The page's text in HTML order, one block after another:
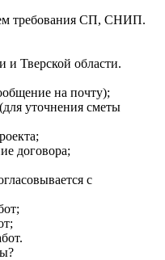
требования СП, СНИП.
и Тверской области.
на почту);
уточнения сметы
договора;
с